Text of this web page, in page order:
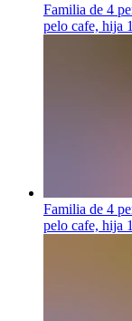
Familia de 4
pelo cafe, hija
Familia de 4
pelo cafe, hija